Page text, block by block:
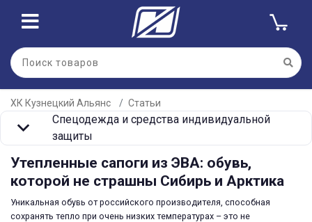
ХК Кузнецкий Альянс Статьи
Спецодежда и средства индивидуальной
защиты
Утепленные сапоги из ЭВА: обувь,
которой не страшны Сибирь и Арктика
Уникальная обувь от российского производителя, способная
сохранять тепло при очень низких температурах – это не